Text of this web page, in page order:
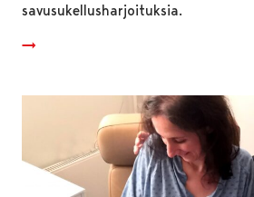
savusukellusharjoituksia.